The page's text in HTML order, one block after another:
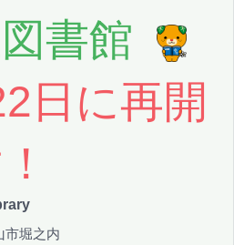
書館
日に再開
堀之内